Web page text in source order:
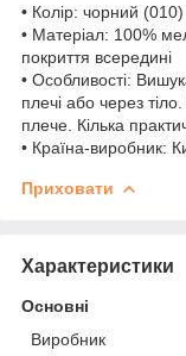
• Колір: чорний (010)
• Матеріал: 100%
покриття всередині
• Особливості:
плечі або через
плече. Кілька
• Країна-виробник:
Приховати
Характеристики
Основні
Виробник